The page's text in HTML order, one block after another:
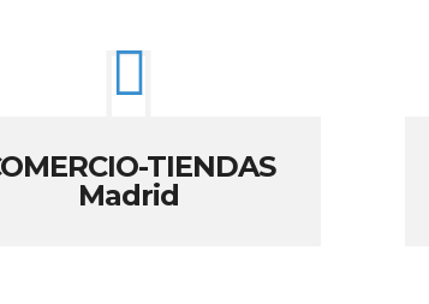
TIENDAS
Madrid